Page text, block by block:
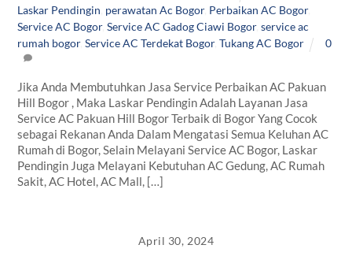
Laskar Pendingin perawatan Ac Bogor, Perbaikan AC Bogor,
Service AC Bogor,Service AC Gadog Ciawi Bogor,service ac
rumah bogor,Service AC Terdekat Bogor,Tukang AC Bogor 0
Jika Anda Membutuhkan Jasa Service Perbaikan AC Pakuan
Hill Bogor , Maka Laskar Pendingin Adalah Layanan Jasa
Service AC Pakuan Hill Bogor Terbaik di Bogor Yang Cocok
sebagai Rekanan Anda Dalam Mengatasi Semua Keluhan AC
Rumah di Bogor, Selain Melayani Service AC Bogor, Laskar
Pendingin Juga Melayani Kebutuhan AC Gedung, AC Rumah
Sakit, AC Hotel, AC Mall, […]
April 30, 2024